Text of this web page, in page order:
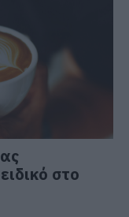
στο